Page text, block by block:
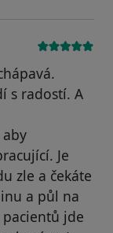
s radostí. A
Je
zle a čekáte
a půl na
jde